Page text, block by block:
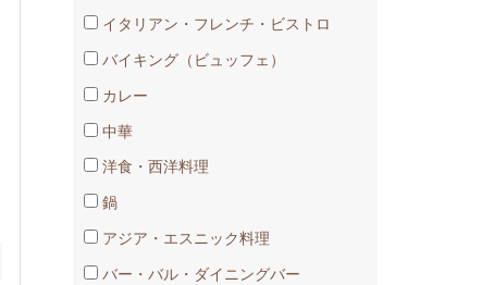
イタリアン・フレンチ・ビストロ
バイキング（ビュッフェ）
カレー
中華
洋食・西洋料理
鍋
アジア・エスニック料理
バー・バル・ダイニングバー